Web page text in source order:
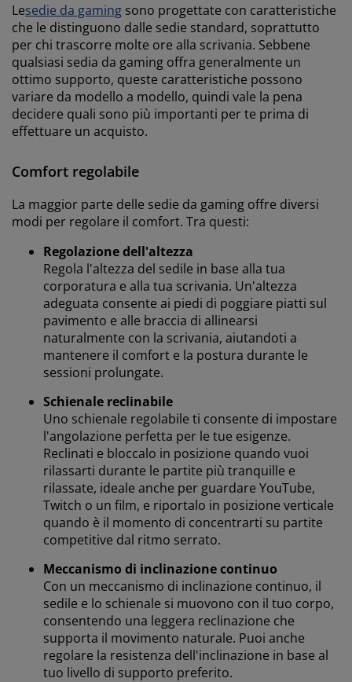
Lesedie da gaming sono progettate con caratteristiche
che le distinguono dalle sedie standard, soprattutto
per chi trascorre molte ore alla scrivania. Sebbene
qualsiasi sedia da gaming offra generalmente un
ottimo supporto, queste caratteristiche possono
variare da modello a modello, quindi vale la pena
decidere quali sono più importanti per te prima di
effettuare un acquisto.
Comfort regolabile
La maggior parte delle sedie da gaming offre diversi
modi per regolare il comfort. Tra questi:
Regolazione dell'altezza
Regola l'altezza del sedile in base alla tua
corporatura e alla tua scrivania. Un'altezza
adeguata consente ai piedi di poggiare piatti sul
pavimento e alle braccia di allinearsi
naturalmente con la scrivania, aiutandoti a
mantenere il comfort e la postura durante le
sessioni prolungate.
Schienale reclinabile
Uno schienale regolabile ti consente di impostare
l'angolazione perfetta per le tue esigenze.
Reclinati e bloccalo in posizione quando vuoi
rilassarti durante le partite più tranquille e
rilassate, ideale anche per guardare YouTube,
Twitch o un film, e riportalo in posizione verticale
quando è il momento di concentrarti su partite
competitive dal ritmo serrato.
Meccanismo di inclinazione continuo
Con un meccanismo di inclinazione continuo, il
sedile e lo schienale si muovono con il tuo corpo,
consentendo una leggera reclinazione che
supporta il movimento naturale. Puoi anche
regolare la resistenza dell'inclinazione in base al
tuo livello di supporto preferito.